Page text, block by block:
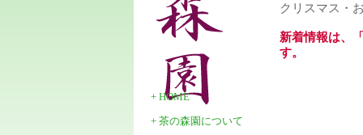
+ HOME
+ 茶の森園について
クリスマス・
新着情報は、
す。